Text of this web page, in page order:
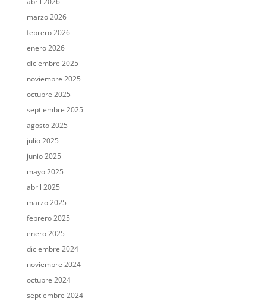
marzo 2026
febrero 2026
enero 2026
diciembre 2025
noviembre 2025
octubre 2025
septiembre 2025
agosto 2025
julio 2025
junio 2025
mayo 2025
abril 2025
marzo 2025
febrero 2025
enero 2025
diciembre 2024
noviembre 2024
octubre 2024
septiembre 2024